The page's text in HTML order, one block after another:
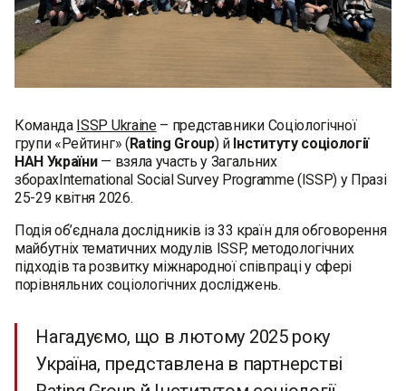
Команда ISSP Ukraine– представники Соціологічної
групи «Рейтинг» (Rating Group) й Інституту соціології
НАН України— взяла участь у Загальних
зборахInternational Social Survey Programme (ISSP) у Празі
25-29 квітня 2026.
Подія об’єднала дослідників із 33 країн для обговорення
майбутніх тематичних модулів ISSP, методологічних
підходів та розвитку міжнародної співпраці у сфері
порівняльних соціологічних досліджень.
Нагадуємо, що в лютому 2025 року
Україна, представлена в партнерстві